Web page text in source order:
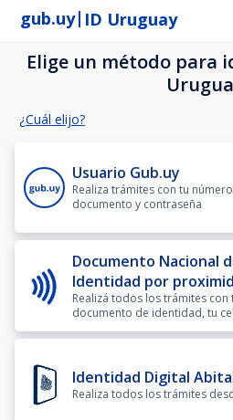
gub.uy| ID Uruguay
Elige un método para
¿Cuál elijo?
Usuario Gub.uy
Realiza trámites con tu
documento y contraseña
Documento Nacional
Identidad por
Realizá todos los trámites con
documento de identidad, tu
Identidad Digital
Realiza todos los trámites